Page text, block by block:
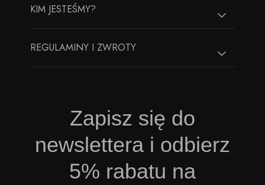
KIM JESTEŚMY?
REGULAMINY I ZWROTY
Zapisz się do
newslettera i odbierz
5% rabatu na